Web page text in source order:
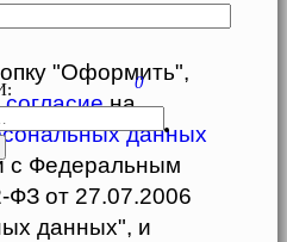
0
"Оформить",
согласиена
данных
с Федеральным
от 27.07.2006
данных", и